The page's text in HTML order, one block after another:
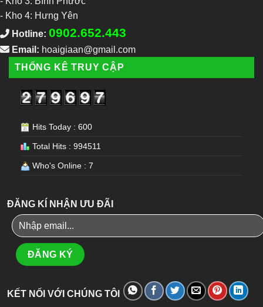
- Kho 4: Hưng Yên
Hotline: 0902.652.443
Email: hoaigiaan@gmail.com
THỐNG KÊ TRUY CẬP
Hits Today : 600
Total Hits : 994511
Who's Online : 7
ĐĂNG KÍ NHẬN ƯU ĐÃI
KẾT NỐI VỚI CHÚNG TÔI